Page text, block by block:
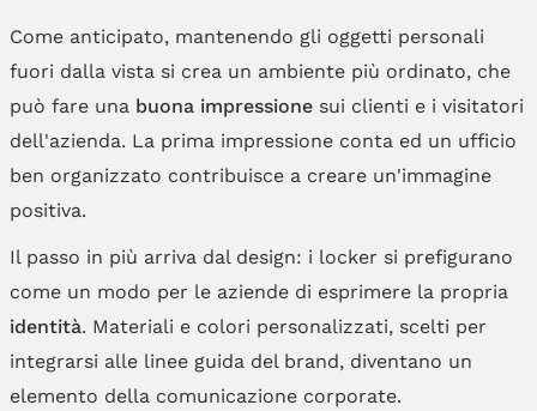
Come anticipato, mantenendo gli oggetti personali
fuori dalla vista si crea un ambiente più ordinato, che
può fare una buona impressionesui clienti e i visitatori
dell'azienda. La prima impressione conta ed un ufficio
ben organizzato contribuisce a creare un'immagine
positiva.
Il passo in più arriva dal design: i locker si prefigurano
come un modo per le aziende di esprimere la propria
identità. Materiali e colori personalizzati, scelti per
integrarsi alle linee guida del brand, diventano un
elemento della comunicazione corporate.